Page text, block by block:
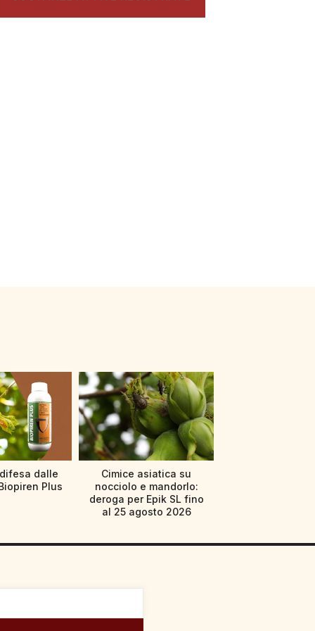
dalle
Plus
Cimice asiatica su
nocciolo e mandorlo:
deroga per Epik SL fino
al 25 agosto 2026